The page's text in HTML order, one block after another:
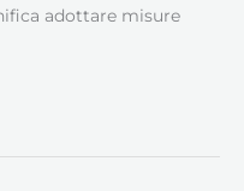
adottare misure